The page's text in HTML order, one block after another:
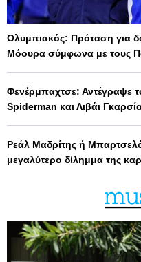
Ολυμπιακός: Πρόταση για
Μόουρα σύμφωνα με τους
Φενέρμπαχτσε: Αντέγραψε
Spiderman και Λιβάι
Ρεάλ Μαδρίτης ή
μεγαλύτερο δίλημμα της